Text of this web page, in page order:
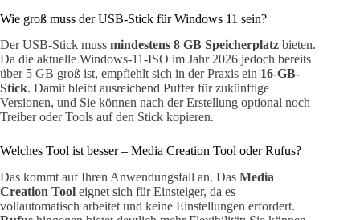
Wie groß muss der USB-Stick für Windows 11 sein?
Der USB-Stick muss mindestens 8 GB Speicherplatz bieten.
Da die aktuelle Windows-11-ISO im Jahr 2026 jedoch bereits
über 5 GB groß ist, empfiehlt sich in der Praxis ein 16-GB-
Stick. Damit bleibt ausreichend Puffer für zukünftige
Versionen, und Sie können nach der Erstellung optional noch
Treiber oder Tools auf den Stick kopieren.
Welches Tool ist besser – Media Creation Tool oder Rufus?
Das kommt auf Ihren Anwendungsfall an. Das Media
Creation Tool eignet sich für Einsteiger, da es
vollautomatisch arbeitet und keine Einstellungen erfordert.